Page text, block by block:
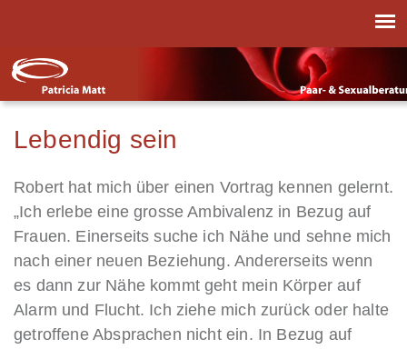
Lebendig sein
Robert hat mich über einen Vortrag kennen gelernt.
„Ich erlebe eine grosse Ambivalenz in Bezug auf
Frauen. Einerseits suche ich Nähe und sehne mich
nach einer neuen Beziehung. Andererseits wenn
es dann zur Nähe kommt geht mein Körper auf
Alarm und Flucht. Ich ziehe mich zurück oder halte
getroffene Absprachen nicht ein. In Bezug auf